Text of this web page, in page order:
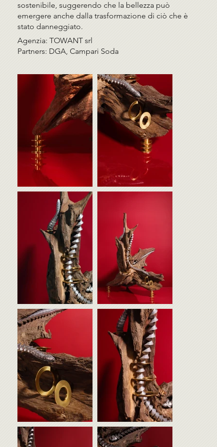
sostenibile, suggerendo che la bellezza può
emergere anche dalla trasformazione di ciò che è
stato danneggiato.
Agenzia: TOWANT srl
Partners: DGA, Campari Soda